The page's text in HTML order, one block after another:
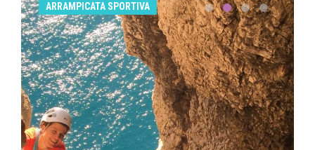
ARRAMPICATA SPORTIVA